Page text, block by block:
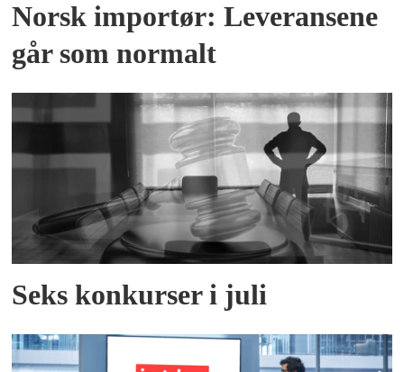
Norsk importør: Leveransene
går som normalt
Seks konkurser i juli